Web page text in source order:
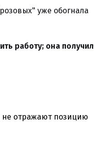
уже обогнала
работу; она
не отражают позицию